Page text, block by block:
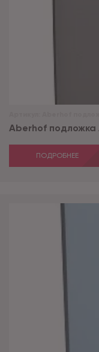
Aberhof подложка
ПОДРОБНЕЕ